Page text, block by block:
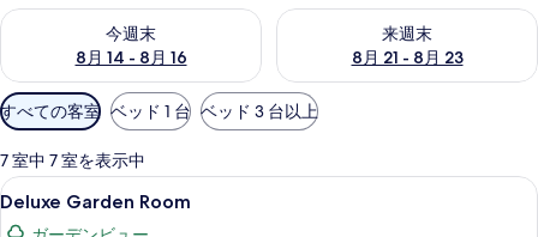
真
ャ
ラ
リ
ー
今週末
8月 14 - 8月 16
今週末 8月 14 - 8月 16 の空室状況をチェック
来週末
8月 21 - 8月 23
来週末 8月 21 - 8月 23 の空室
利
用
可
能
な
すべての客室 ベッド 1 台 ベッド 3 台以上
7 室中 7 室を表示中
Deluxe
Garden
Deluxe Garden Room | WiFi (無料)、
13
Deluxe Garden Room